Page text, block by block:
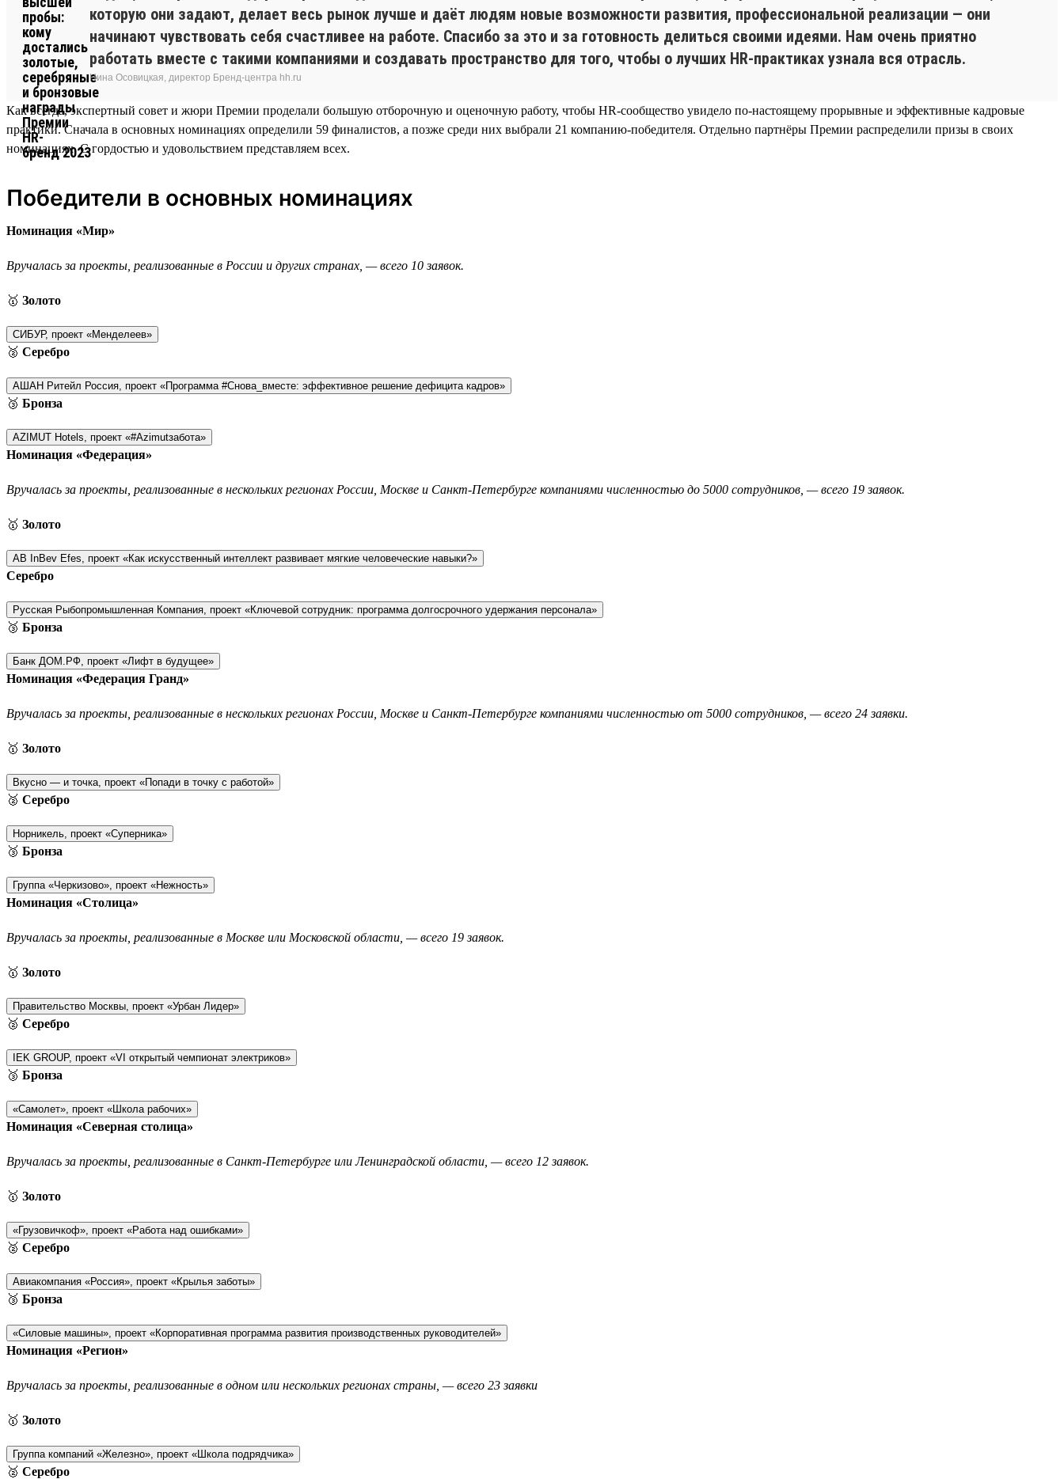
которую они задают, делает весь рынок лучше и даёт людям новые возможности развития, профессиональной реализации — они
начинают чувствовать себя счастливее на работе. Спасибо за это и за готовность делиться своими идеями. Нам очень приятно
работать вместе с такими компаниями и создавать пространство для того, чтобы о лучших HR-практиках узнала вся отрасль.
Нина Осовицкая, директор Бренд-центра hh.ru
Как всегда, экспертный совет и жюри Премии проделали большую отборочную и оценочную работу, чтобы HR-сообщество увидело по-настоящему прорывные и эффективные кадровые
практики. Сначала в основных номинациях определили 59 финалистов, а позже среди них выбрали 21 компанию-победителя. Отдельно партнёры Премии распределили призы в своих
номинациях. С гордостью и удовольствием представляем всех.
Победители в основных номинациях
Номинация «Мир»
Вручалась за проекты, реализованные в России и других странах, — всего 10 заявок.
🥇 Золото
СИБУР, проект «Менделеев»
🥈 Серебро
АШАН Ритейл Россия, проект «Программа #Снова_вместе: эффективное решение дефицита кадров»
🥉 Бронза
AZIMUT Hotels, проект «#Azimutзабота»
Номинация «Федерация»
Вручалась за проекты, реализованные в нескольких регионах России, Москве и Санкт-Петербурге компаниями численностью до 5000 сотрудников, — всего 19 заявок.
🥇 Золото
AB InBev Efes, проект «Как искусственный интеллект развивает мягкие человеческие навыки?»
Серебро
Русская Рыбопромышленная Компания, проект «Ключевой сотрудник: программа долгосрочного удержания персонала»
🥉 Бронза
Банк ДОМ.РФ, проект «Лифт в будущее»
Номинация «Федерация Гранд»
Вручалась за проекты, реализованные в нескольких регионах России, Москве и Санкт-Петербурге компаниями численностью от 5000 сотрудников, — всего 24 заявки.
🥇 Золото
Вкусно — и точка, проект «Попади в точку с работой»
🥈 Серебро
Норникель, проект «Суперника»
🥉 Бронза
Группа «Черкизово», проект «Нежность»
Номинация «Столица»
Вручалась за проекты, реализованные в Москве или Московской области, — всего 19 заявок.
🥇 Золото
Правительство Москвы, проект «Урбан Лидер»
🥈 Серебро
IEK GROUP, проект «VI открытый чемпионат электриков»
🥉 Бронза
«Самолет», проект «Школа рабочих»
Номинация «Северная столица»
Вручалась за проекты, реализованные в Санкт-Петербурге или Ленинградской области, — всего 12 заявок.
🥇 Золото
«Грузовичкоф», проект «Работа над ошибками»
🥈 Серебро
Авиакомпания «Россия», проект «Крылья заботы»
🥉 Бронза
«Силовые машины», проект «Корпоративная программа развития производственных руководителей»
Номинация «Регион»
Вручалась за проекты, реализованные в одном или нескольких регионах страны, — всего 23 заявки
🥇 Золото
Группа компаний «Железно», проект «Школа подрядчика»
🥈 Серебро